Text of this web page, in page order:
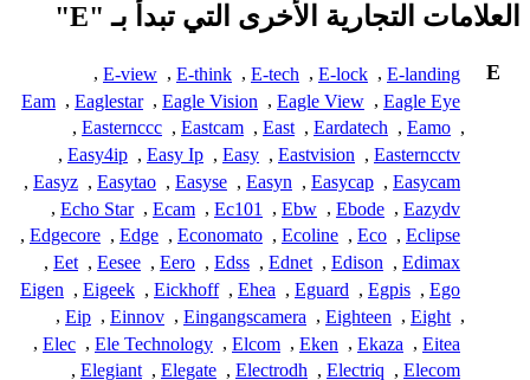
العلامات التجارية الأخرى التي تبدأ بـ "E"
E
E-landing
,
E-lock
,
E-tech
,
E-think
,
E-view
,
Eagle Eye
,
Eagle View
,
Eagle Vision
,
Eaglestar
,
Eam
,
Eamo
,
Eardatech
,
East
,
Eastcam
,
Easternccc
,
Easterncctv
,
Eastvision
,
Easy
,
Easy Ip
,
Easy4ip
,
Easycam
,
Easycap
,
Easyn
,
Easyse
,
Easytao
,
Easyz
,
Eazydv
,
Ebode
,
Ebw
,
Ec101
,
Ecam
,
Echo Star
,
Eclipse
,
Eco
,
Ecoline
,
Economato
,
Edge
,
Edgecore
,
Edimax
,
Edison
,
Ednet
,
Edss
,
Eero
,
Eesee
,
Eet
,
Ego
,
Egpis
,
Eguard
,
Ehea
,
Eickhoff
,
Eigeek
,
Eigen
,
Eight
,
Eighteen
,
Eingangscamera
,
Einnov
,
Eip
,
Eitea
,
Ekaza
,
Eken
,
Elcom
,
Ele Technology
,
Elec
,
Elecom
,
Electriq
,
Electrodh
,
Elegate
,
Elegiant
,